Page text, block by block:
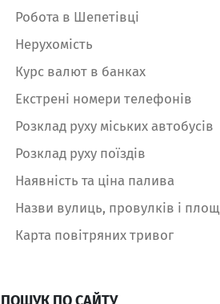
Робота в Шепетівці
Нерухомість
Курс валют в банках
Екстрені номери телефонів
Розклад руху міських автобусів
Розклад руху поїздів
Наявність та ціна палива
Назви вулиць, провулків і площ
Карта повітряних тривог